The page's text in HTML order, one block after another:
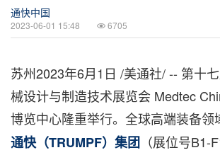
通快中国
2023-06-01 15:48 6705
苏州2023年6月1日 /美通社/ -- 第十
械设计与制造技术展览会 Medtec
博览中心隆重举行。全球高端装备领
通快（TRUMPF）集团 （展位号B1-